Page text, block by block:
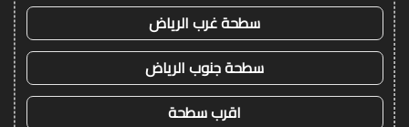
سطحة غرب الرياض
سطحة جنوب الرياض
اقرب سطحة